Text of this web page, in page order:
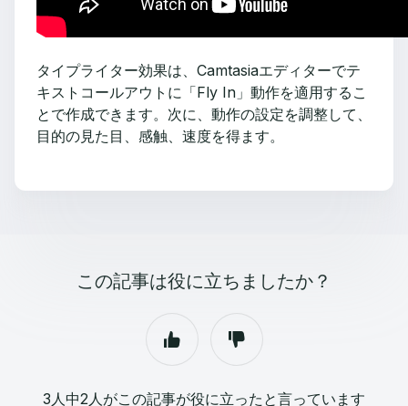
タイプライター効果は、Camtasiaエディターでテ
キストコールアウトに「Fly In」動作を適用するこ
とで作成できます。次に、動作の設定を調整して、
目的の見た目、感触、速度を得ます。
この記事は役に立ちましたか？
3人中2人がこの記事が役に立ったと言っています